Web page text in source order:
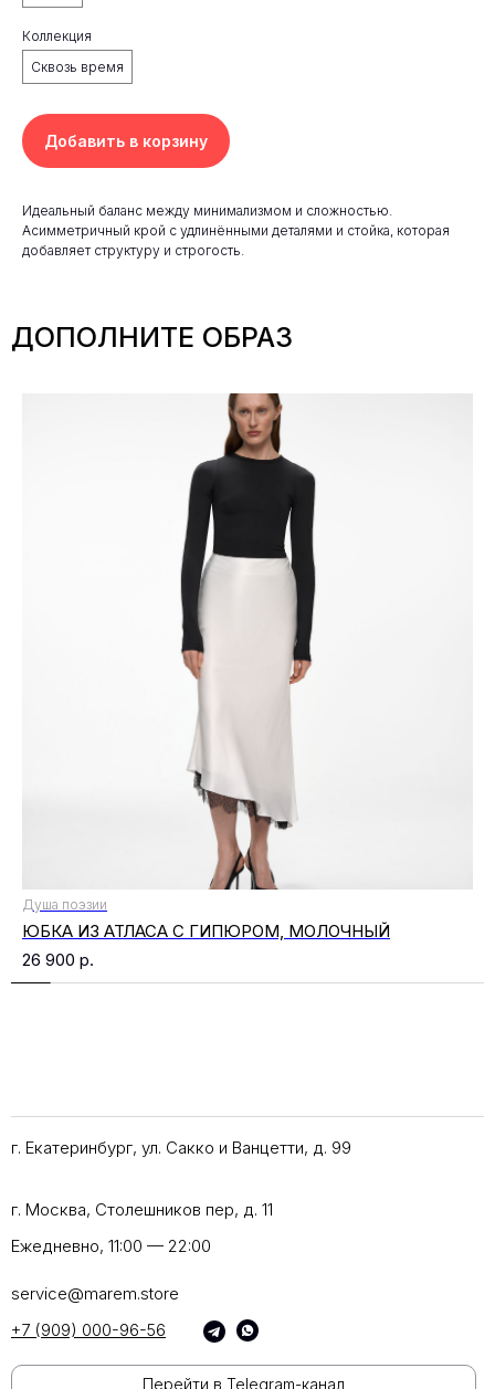
Коллекция
Сквозь время
Добавить в корзину
Идеальный баланс между минимализмом и сложностью.
Асимметричный крой с удлинёнными деталями и стойка, которая
добавляет структуру и строгость.
ДОПОЛНИТЕ ОБРАЗ
Душа поэзии
ЮБКА ИЗ АТЛАСА С ГИПЮРОМ, МОЛОЧНЫЙ
26 900 р.
+7 (909) 000-96-56
service@marem.store
Ежедневно, 11:00 — 22:00
г. Екатеринбург, ул. Сакко и Ванцетти, д. 99
г. Москва, Столешников пер, д. 11
Перейти в Telegram-канал